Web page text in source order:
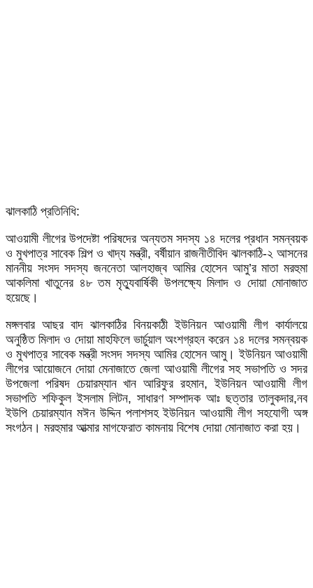
ঝালকাঠি প্রতিনিধি:
আওয়ামী লীগের উপদেষ্টা পরিষদের অন্যতম সদস্য ১৪ দলের প্রধান সমন্বয়ক
ও মুখপাত্র সাবেক শিল্প ও খাদ্য মন্ত্রী, বর্ষীয়ান রাজনীতীবিদ ঝালকাঠি-২ আসনের
মাননীয় সংসদ সদস্য জননেতা আলহাজ্ব আমির হোসেন আমু’র মাতা মরহুমা
আকলিমা খাতুনের ৪৮ তম মৃত্যুবার্ষিকী উপলক্ষ্যে মিলাদ ও দোয়া মোনাজাত
হয়েছে।
মঙ্গলবার আছর বাদ ঝালকাঠির বিনয়কাঠী ইউনিয়ন আওয়ামী লীগ কার্যালয়ে
অনুষ্ঠিত মিলাদ ও দোয়া মাহফিলে ভার্চুয়াল অংশগ্রহন করেন ১৪ দলের সমন্বয়ক
ও মুখপাত্র সাবেক মন্ত্রী সংসদ সদস্য আমির হোসেন আমু। ইউনিয়ন আওয়ামী
লীগের আয়োজনে দোয়া মেনাজাতে জেলা আওয়ামী লীগের সহ সভাপতি ও সদর
উপজেলা পরিষদ চেয়ারম্যান খান আরিফুর রহমান, ইউনিয়ন আওয়ামী লীগ
সভাপতি শফিকুল ইসলাম লিটন, সাধারণ সম্পাদক আঃ ছত্তার তালুকদার,নব
ইউপি চেয়ারম্যান মঈন উদ্দিন পলাশসহ ইউনিয়ন আওয়ামী লীগ সহযোগী অঙ্গ
সংগঠন। মরহুমার আত্মার মাগফেরাত কামনায় বিশেষ দোয়া মোনাজাত করা হয়।